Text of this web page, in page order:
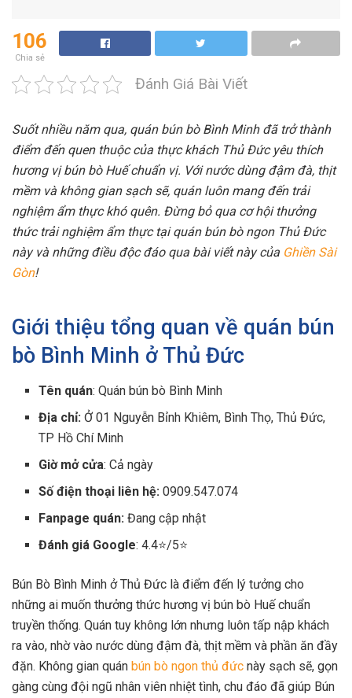
106
Chia sẻ
Đánh Giá Bài Viết
Suốt nhiều năm qua, quán bún bò Bình Minh đã trở thành
điểm đến quen thuộc của thực khách Thủ Đức yêu thích
hương vị bún bò Huế chuẩn vị. Với nước dùng đậm đà, thịt
mềm và không gian sạch sẽ, quán luôn mang đến trải
nghiệm ẩm thực khó quên. Đừng bỏ qua cơ hội thưởng
thức trải nghiệm ẩm thực tại quán bún bò ngon Thủ Đức
này và những điều độc đáo qua bài viết này của Ghiền Sài
Gòn!
Giới thiệu tổng quan về quán bún
bò Bình Minh ở Thủ Đức
Tên quán: Quán bún bò Bình Minh
Địa chỉ:Ở 01 Nguyễn Bỉnh Khiêm, Bình Thọ, Thủ Đức,
TP Hồ Chí Minh
Giờ mở cửa: Cả ngày
Số điện thoại liên hệ: 0909.547.074
Fanpage quán:Đang cập nhật
Đánh giá Google: 4.4⭐/5⭐
Bún Bò Bình Minh ở Thủ Đức là điểm đến lý tưởng cho
những ai muốn thưởng thức hương vị bún bò Huế chuẩn
truyền thống. Quán tuy không lớn nhưng luôn tấp nập khách
ra vào, nhờ vào nước dùng đậm đà, thịt mềm và phần ăn đầy
đặn. Không gian quán bún bò ngon thủ đức này sạch sẽ, gọn
gàng cùng đội ngũ nhân viên nhiệt tình, chu đáo đã giúp Bún